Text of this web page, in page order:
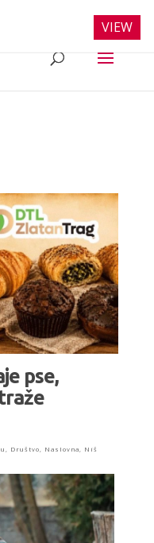
pse,
Društvo Naslovna Niš
VIEW